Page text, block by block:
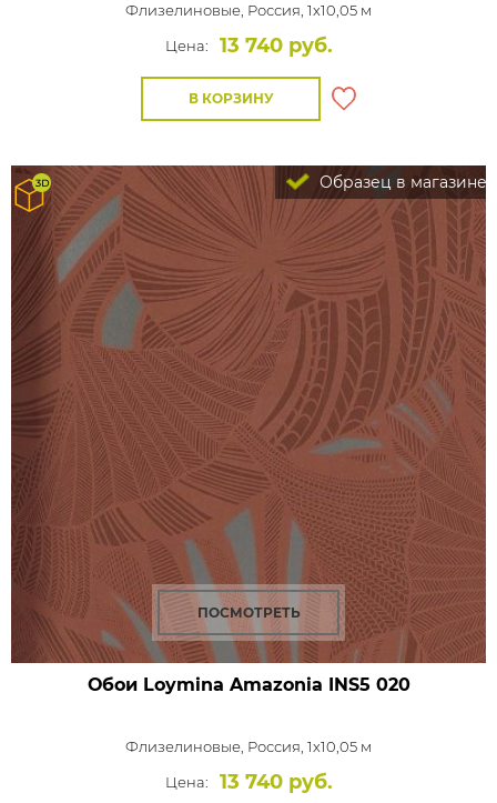
Флизелиновые, Россия, 1x10,05 м
Цена:
13 740 руб.
В КОРЗИНУ
Образец в магазине
ПОСМОТРЕТЬ
Обои Loymina Amazonia INS5 020
Флизелиновые, Россия, 1x10,05 м
Цена:
13 740 руб.